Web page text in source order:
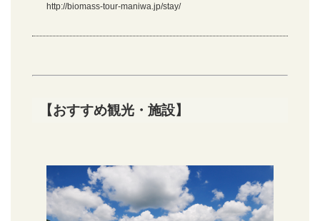
http://biomass-tour-maniwa.jp/stay/
【おすすめ観光・施設】